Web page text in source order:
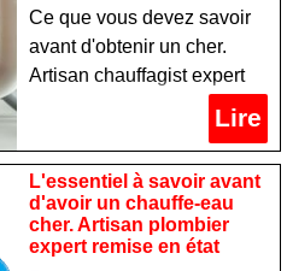
Ce que vous devez savoir
avant d'obtenir un cher.
Artisan chauffagist expert
Lire
L'essentiel à savoir avant
d'avoir un chauffe-eau
cher. Artisan plombier
expert remise en état